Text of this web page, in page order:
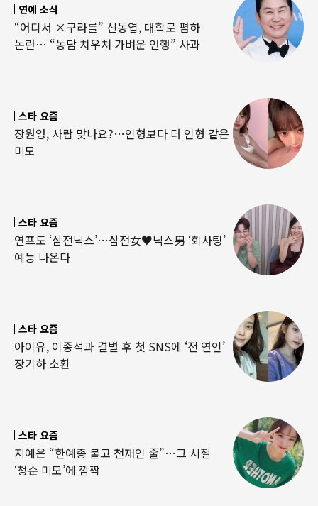
연예 소식
“어디서 ×구라를” 신동엽, 대학로 폄하
논란… “농담 치우쳐 가벼운 언행” 사과
스타 요즘
장원영, 사람 맞나요?…인형보다 더 인형 같은
미모
스타 요즘
연프도 ‘삼전닉스’…삼전女♥닉스男 ‘회사팅’
예능 나온다
스타 요즘
아이유, 이종석과 결별 후 첫 SNS에 ‘전 연인’
장기하 소환
스타 요즘
지예은 “한예종 붙고 천재인 줄”…그 시절
‘청순 미모’에 깜짝